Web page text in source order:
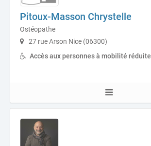
Pitoux-Masson Chrystelle
Ostéopathe
27 rue Arson Nice (06300)
Accès aux personnes à mobilité réduite